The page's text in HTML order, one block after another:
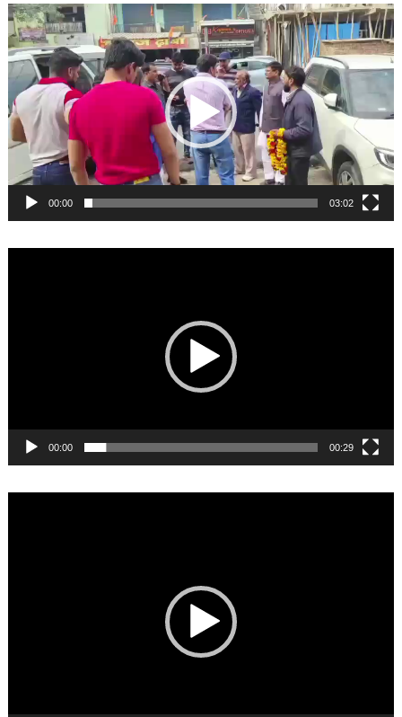
Video
Player
00:00 03:02
00:00 00:29